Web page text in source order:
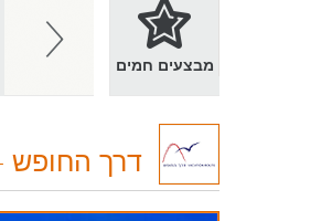
מבצעים חמיםמסעדות ובתי קפה
דרך החופש